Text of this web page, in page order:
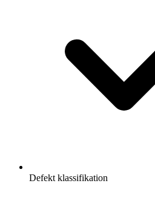
Defekt klassifikation